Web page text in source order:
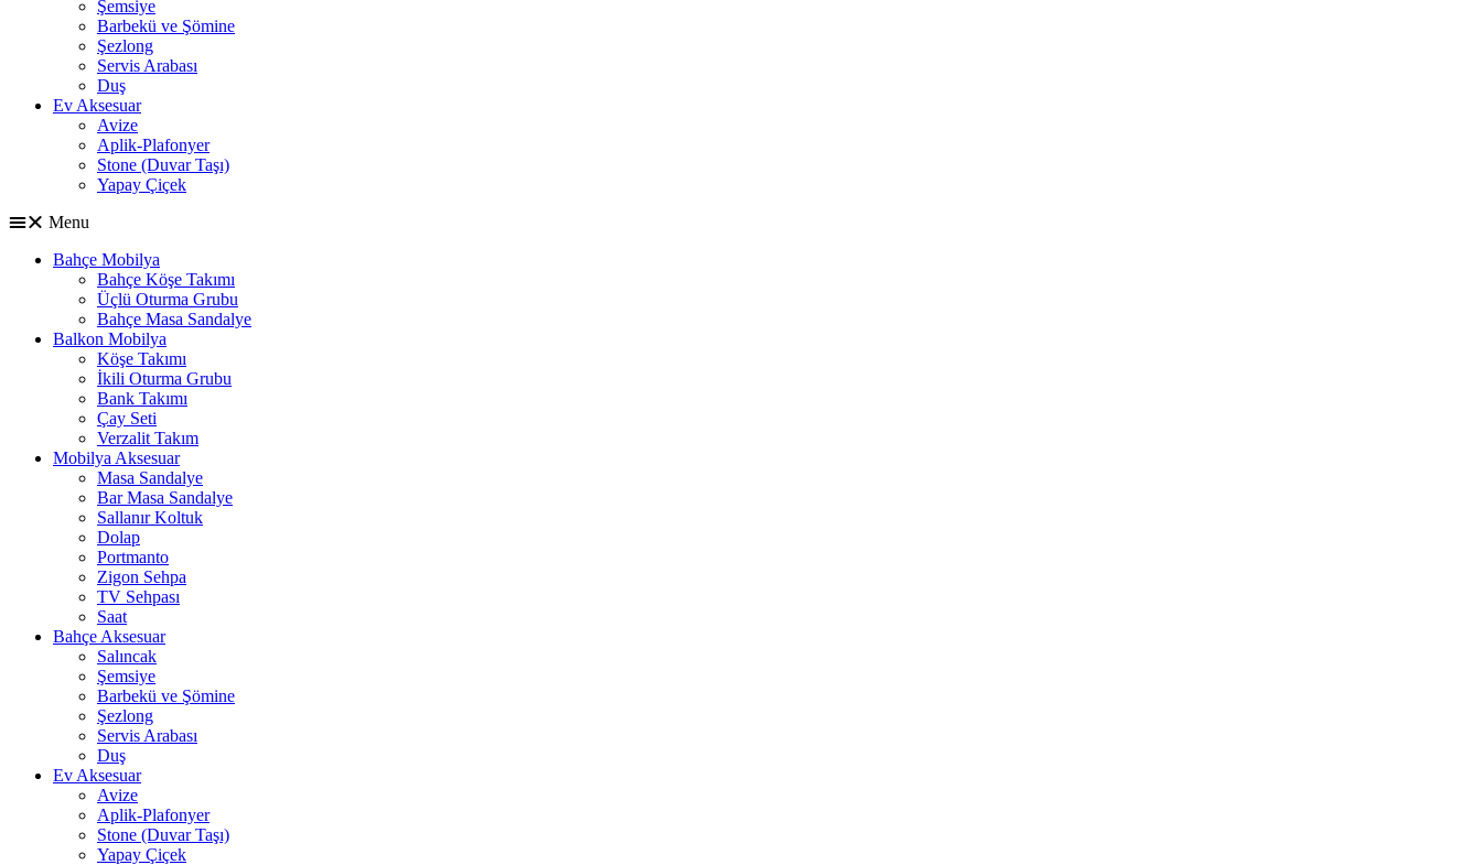
Şemsiye
Barbekü ve Şömine
Şezlong
Servis Arabası
Duş
Ev Aksesuar
Avize
Aplik-Plafonyer
Stone (Duvar Taşı)
Yapay Çiçek
Menu
Bahçe Mobilya
Bahçe Köşe Takımı
Üçlü Oturma Grubu
Bahçe Masa Sandalye
Balkon Mobilya
Köşe Takımı
İkili Oturma Grubu
Bank Takımı
Çay Seti
Verzalit Takım
Mobilya Aksesuar
Masa Sandalye
Bar Masa Sandalye
Sallanır Koltuk
Dolap
Portmanto
Zigon Sehpa
TV Sehpası
Saat
Bahçe Aksesuar
Salıncak
Şemsiye
Barbekü ve Şömine
Şezlong
Servis Arabası
Duş
Ev Aksesuar
Avize
Aplik-Plafonyer
Stone (Duvar Taşı)
Yapay Çiçek